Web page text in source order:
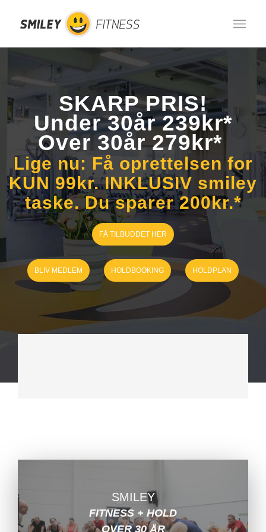
SKARP PRIS!
Under 30år 239kr*
Over 30år 279kr*
Lige nu: Få oprettelsen for
KUN 99kr. INKLUSIV smiley
taske. Du sparer 200kr.*
FÅ TILBUDDET HER
BLIV MEDLEM HOLDBOOKING HOLDPLAN
SMILEY
FITNESS + HOLD
OVER 30 ÅR